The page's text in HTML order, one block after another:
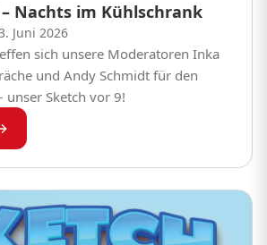
Nachts im Kühlschrank
Juni 2026
sich unsere Moderatoren Inka
und Andy Schmidt für den
unser Sketch vor 9!